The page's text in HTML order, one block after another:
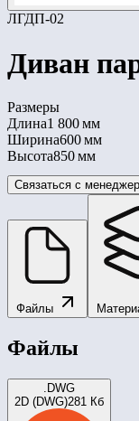
ЛГДП-02
Диван
Размеры
Длина1 800 мм
Ширина600 мм
Высота850 мм
Связаться с
Файлы
Файлы
.DWG
2D (DWG)281 Кб